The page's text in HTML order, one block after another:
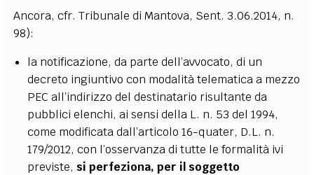
Ancora, cfr. Tribunale di Mantova, Sent. 3.06.2014, n.
98):
la notificazione, da parte dell’avvocato, di un
decreto ingiuntivo con modalità telematica a mezzo
PEC all’indirizzo del destinatario risultante da
pubblici elenchi, ai sensi della L. n. 53 del 1994,
come modificata dall’articolo 16-quater, D.L. n.
179/2012, con l’osservanza di tutte le formalità ivi
previste, si perfeziona, per il soggetto